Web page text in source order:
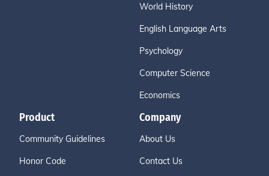
World History
English Language Arts
Psychology
Computer Science
Economics
Product
Community Guidelines
Honor Code
Company
About Us
Contact Us